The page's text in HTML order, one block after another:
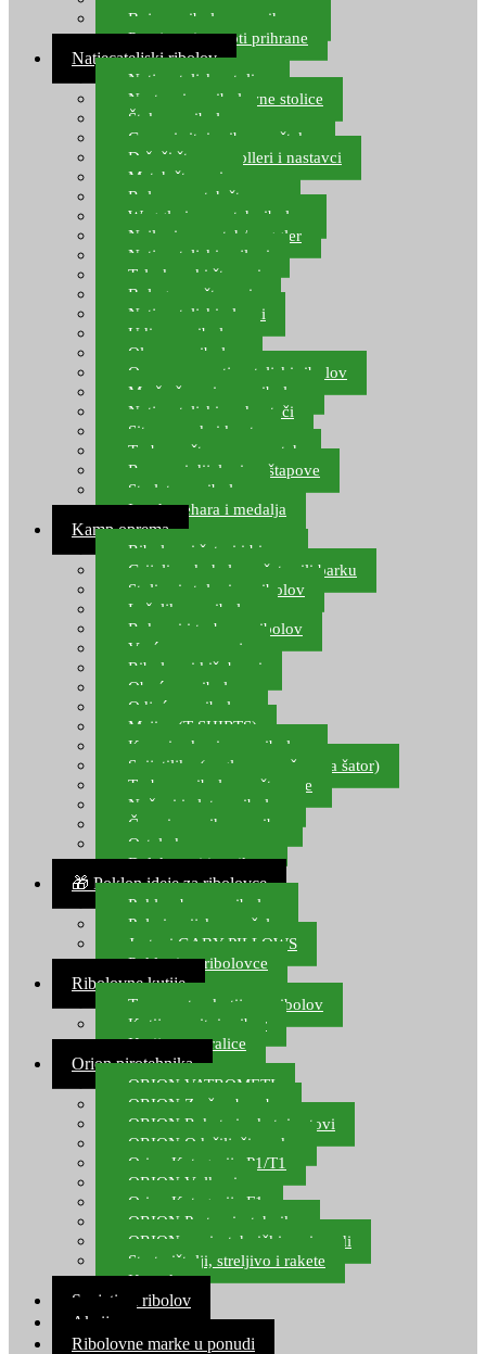
Boje za ribolovnu prihranu
Provjereni recepti prihrane
Natjecateljski ribolov
Natjecateljske stolice
Nastavci za ribolovne stolice
Šteke za ribolov
Gume i sitni pribor za šteku
Držači štapova rolleri i nastavci
Match štapovi
Role za match štapove
Waggleri za match ribolov
Najloni za match/waggler
Natjecateljski najloni
Teleskopski štapovi
Bolognese štapovi
Natjecateljski plovci
Udice za ribolov
Olovo za ribolov
Oprema za natjecateljski ribolov
Mreže čuvarice za ribolov
Natjecateljski podmetači
Sito, posude i kante
Torbe za štapove – match
Rezervni dijelovi za štapove
Starlete za ribolov
Izrada pehara i medalja
Kamp oprema
Ribolovni šatori i bivvy
Grijalice, kuhala za šator ili barku
Stolice i stolovi za ribolov
Ležaljke za ribolov
Ruksaci i torbe za ribolov
Vreće za spavanje
Ribolovni kišobrani
Obuća za ribolov
Odjeća za ribolov
Majice (T-SHIRTS)
Kape i rukavice za ribolov
Svijetiljke (naglavne, ručne, za šator)
Torbe za ribolovne štapove
Noževi i alat za ribolov
Čamci za prihranu ribe
Ostala kamp oprema
Dalekozori i optika
🎁 Poklon ideje za ribolovce
Poklon bon za ribolov
Polarizacijske naočale
Jastuci GABY PILLOWS
Pokloni za ribolovce
Ribolovne kutije
Transportne kutije za ribolov
Kutije za sitni pribor
Kutije za varalice
Orion pirotehnika
ORION VATROMETI
ORION Zračne bombe
ORION Rakete i raketni setovi
ORION Odašiljači zvuka
Orion Kategorija P1/T1
ORION Vulkani
Orion Kategorija F1
ORION Party pirotehnika
ORION nepirotehnički proizvodi
Start pištolji, streljivo i rakete
Kontakt
Savjeti za ribolov
Akcija
Ribolovne marke u ponudi